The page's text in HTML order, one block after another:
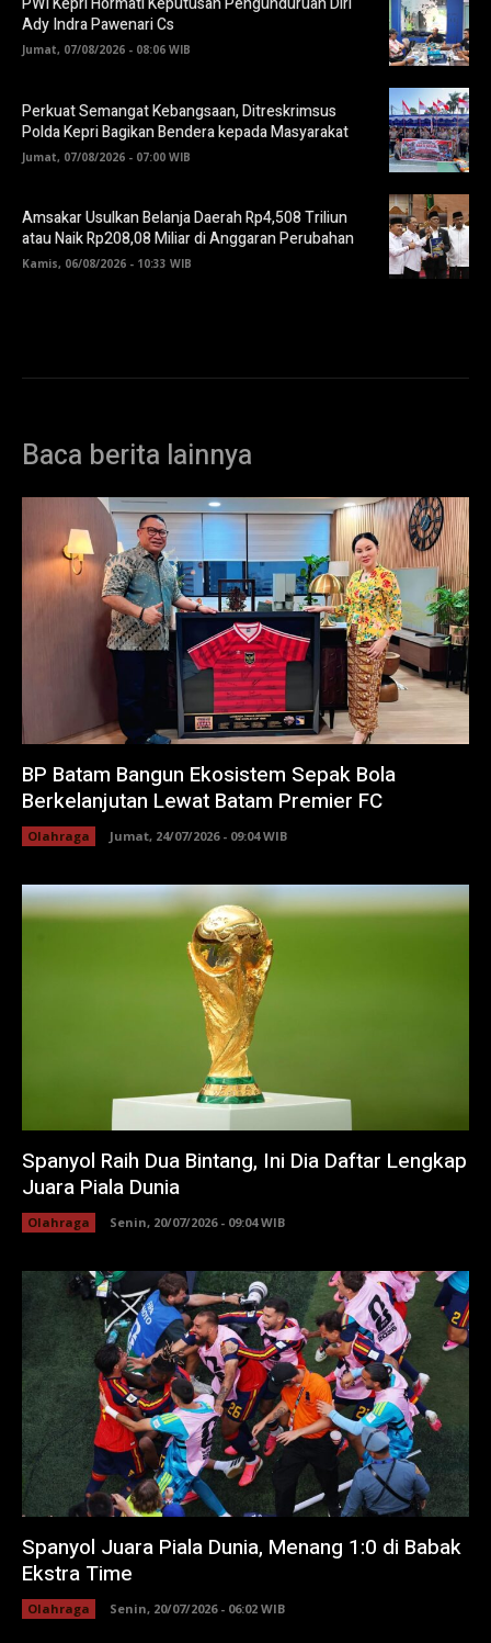
Ady Indra Pawenari Cs
Jumat, 07/08/2026 - 08:06 WIB
Perkuat Semangat Kebangsaan, Ditreskrimsus
Polda Kepri Bagikan Bendera kepada Masyarakat
Jumat, 07/08/2026 - 07:00 WIB
Amsakar Usulkan Belanja Daerah Rp4,508 Triliun
atau Naik Rp208,08 Miliar di Anggaran Perubahan
Kamis, 06/08/2026 - 10:33 WIB
Baca berita lainnya
BP Batam Bangun Ekosistem Sepak Bola
Berkelanjutan Lewat Batam Premier FC
Olahraga Jumat, 24/07/2026 - 09:04 WIB
Spanyol Raih Dua Bintang, Ini Dia Daftar Lengkap
Juara Piala Dunia
Olahraga Senin, 20/07/2026 - 09:04 WIB
Spanyol Juara Piala Dunia, Menang 1:0 di Babak
Ekstra Time
Olahraga Senin, 20/07/2026 - 06:02 WIB